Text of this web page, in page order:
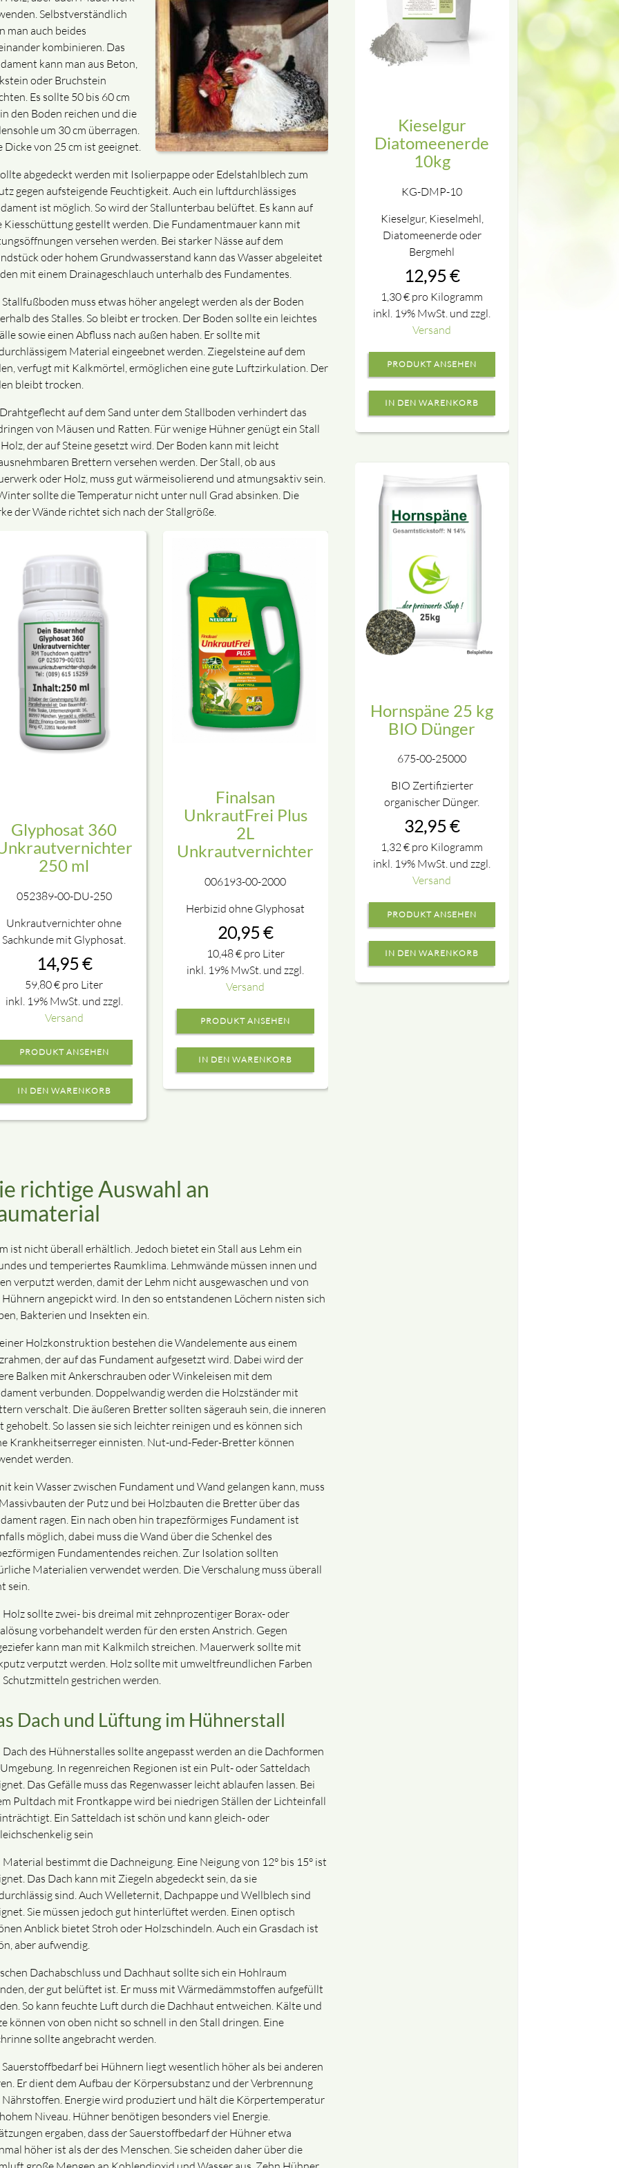
Selbstverständlich
man auch beides
kombinieren. Das
kann man aus Beton,
oder Bruchstein
Es sollte 50 bis 60 cm
den Boden reichen und die
um 30 cm überragen.
Dicke von 25 cm ist geeignet.
abgedeckt werden mit Isolierpappe oder Edelstahlblech zum
gegen aufsteigende Feuchtigkeit. Auch ein luftdurchlässiges
ist möglich. So wird der Stallunterbau belüftet. Es kann auf
Kiesschüttung gestellt werden. Die Fundamentmauer kann mit
versehen werden. Bei starker Nässe auf dem
oder hohem Grundwasserstand kann das Wasser abgeleitet
mit einem Drainageschlauch unterhalb des Fundamentes.
muss etwas höher angelegt werden als der Boden
des Stalles. So bleibt er trocken. Der Boden sollte ein leichtes
sowie einen Abfluss nach außen haben. Er sollte mit
Material eingeebnet werden. Ziegelsteine auf dem
verfugt mit Kalkmörtel, ermöglichen eine gute Luftzirkulation. Der
bleibt trocken.
auf dem Sand unter dem Stallboden verhindert das
von Mäusen und Ratten. Für wenige Hühner genügt ein Stall
der auf Steine gesetzt wird. Der Boden kann mit leicht
Brettern versehen werden. Der Stall, ob aus
oder Holz, muss gut wärmeisolierend und atmungsaktiv sein.
sollte die Temperatur nicht unter null Grad absinken. Die
der Wände richtet sich nach der Stallgröße.
Glyphosat 360
250 ml
052389-00-DU-250
Unkrautvernichter ohne
Sachkunde mit Glyphosat.
14,95 €
59,80€ pro Liter
inkl. 19% MwSt. und zzgl.
Versand
PRODUKT ANSEHEN
Finalsan
UnkrautFrei Plus
2L
Unkrautvernichter
006193-00-2000
Herbizid ohne Glyphosat
20,95€
10,48€pro Liter
inkl. 19% MwSt. und zzgl.
Versand
PRODUKT ANSEHEN
richtige Auswahl an
ist nicht überall erhältlich. Jedoch bietet ein Stall aus Lehm ein
und temperiertes Raumklima. Lehmwände müssen innen und
verputzt werden, damit der Lehm nicht ausgewaschen und von
angepickt wird. In den so entstandenen Löchern nisten sich
Bakterien und Insekten ein.
Holzkonstruktion bestehen die Wandelemente aus einem
der auf das Fundament aufgesetzt wird. Dabei wird der
Balken mit Ankerschrauben oder Winkeleisen mit dem
verbunden. Doppelwandig werden die Holzständer mit
verschalt. Die äußeren Bretter sollten sägerauh sein, die inneren
gehobelt. So lassen sie sich leichter reinigen und es können sich
Krankheitserreger einnisten. Nut-und-Feder-Bretter können
werden.
kein Wasser zwischen Fundament und Wand gelangen kann, muss
der Putz und bei Holzbauten die Bretter über das
ragen. Ein nach oben hin trapezförmiges Fundament ist
möglich, dabei muss die Wand über die Schenkel des
Fundamentendes reichen. Zur Isolation sollten
Materialien verwendet werden. Die Verschalung muss überall
sein.
Holz sollte zwei- bis dreimal mit zehnprozentiger Borax- oder
vorbehandelt werden für den ersten Anstrich. Gegen
kann man mit Kalkmilch streichen. Mauerwerk sollte mit
verputzt werden. Holz sollte mit umweltfreundlichen Farben
gestrichen werden.
Dach und Lüftung im Hühnerstall
Dach des Hühnerstalles sollte angepasst werden an die Dachformen
In regenreichen Regionen ist ein Pult- oder Satteldach
Das Gefälle muss das Regenwasser leicht ablaufen lassen. Bei
Pultdach mit Frontkappe wird bei niedrigen Ställen der Lichteinfall
Ein Satteldach ist schön und kann gleich- oder
sein
Material bestimmt die Dachneigung. Eine Neigung von 12° bis 15° ist
Das Dach kann mit Ziegeln abgedeckt sein, da sie
sind. Auch Welleternit, Dachpappe und Wellblech sind
Sie müssen jedoch gut hinterlüftet werden. Einen optisch
Anblick bietet Stroh oder Holzschindeln. Auch ein Grasdach ist
aber aufwendig.
Dachabschluss und Dachhaut sollte sich ein Hohlraum
der gut belüftet ist. Er muss mit Wärmedämmstoffen aufgefüllt
So kann feuchte Luft durch die Dachhaut entweichen. Kälte und
können von oben nicht so schnell in den Stall dringen. Eine
sollte angebracht werden.
bei Hühnern liegt wesentlich höher als bei anderen
Er dient dem Aufbau der Körpersubstanz und der Verbrennung
Energie wird produziert und hält die Körpertemperatur
Niveau. Hühner benötigen besonders viel Energie.
ergaben, dass der Sauerstoffbedarf der Hühner etwa
höher ist als der des Menschen. Sie scheiden daher über die
Kieselgur
Diatomeenerde
10kg
KG-DMP-10
Kieselgur, Kieselmehl,
Diatomeenerde oder
Bergmehl
12,95€
1,30€ pro Kilogramm
inkl. 19% MwSt. und zzgl.
Versand
PRODUKT ANSEHEN
Hornspäne 25 kg
BIO Dünger
675-00-25000
BIO Zertifizierter
organischer Dünger.
32,95€
1,32€ pro Kilogramm
inkl. 19% MwSt. und zzgl.
Versand
PRODUKT ANSEHEN